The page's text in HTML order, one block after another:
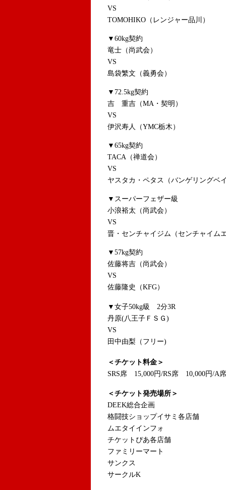
VS
TOMOHIKO（レンジャー品川）
▼60kg契約
竜士（尚武会）
VS
島袋繁文（義勇会）
▼72.5kg契約
吉 重吉（MA・契明）
VS
伊沢寿人（YMC栃木）
▼65kg契約
TACA（禅道会）
VS
ヤスタカ・ペタス（バンゲリングベ
▼スーパーフェザー級
小浪裕太（尚武会）
VS
晋・センチャイジム（センチャイム
▼57kg契約
佐藤将吉（尚武会）
VS
佐藤隆史（KFG）
▼女子50kg級 2分3R
丹原(八王子ＦＳＧ)
VS
田中由梨（フリー)
＜チケット料金＞
SRS席 15,000円/RS席 10,000円/A
＜チケット発売場所＞
DEEK総合企画
格闘技ショップイサミ各店舗
ムエタイインフォ
チケットぴあ各店舗
ファミリーマート
サンクス
サークルK